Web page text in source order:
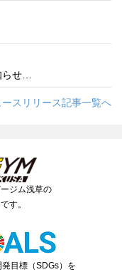
らせ…
ースリリース記事一覧へ
ジム浅草の
す。
目標（SDGs）を